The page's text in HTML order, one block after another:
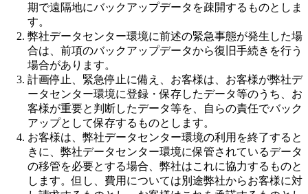
期で遠隔地にバックアップデータを疎開するものとしま
す。
弊社データセンター環境に前述の緊急事態が発生した場
合は、前項のバックアップデータから復旧手続きを行う
場合があります。
計画停止、緊急停止に備え、お客様は、お客様が弊社デ
ータセンター環境に登録・保存したデータ等のうち、お
客様が重要と判断したデータ等を、自らの責任でバック
アップとして保存するものとします。
お客様は、弊社データセンター環境の利用を終了すると
きに、弊社データセンター環境に保管されているデータ
の移管を必要とする場合、弊社はこれに協力するものと
します。但し、費用については別途弊社からお客様に対